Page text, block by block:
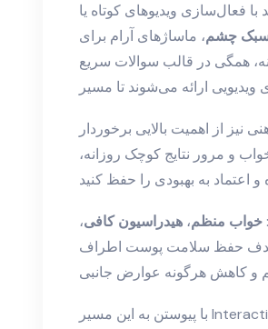
فعال‌سازی ویدیوهای کوتاه یا
سبک چشم، ماساژهای آرام برای
همگی در قالب سوالات سریع
نیز از اهمیت بالایی برخوردار
و مرور نتایج کوچک روزانه،
خواب منظم، هیدراسیون کافی،
هدف حفظ سلامت پوست اطراف
با پیوستن به این مسیر Interactive بهبود، شما هم به تجربه‌ای پویا و پاسخ‌گو دست می‌یابید. هر